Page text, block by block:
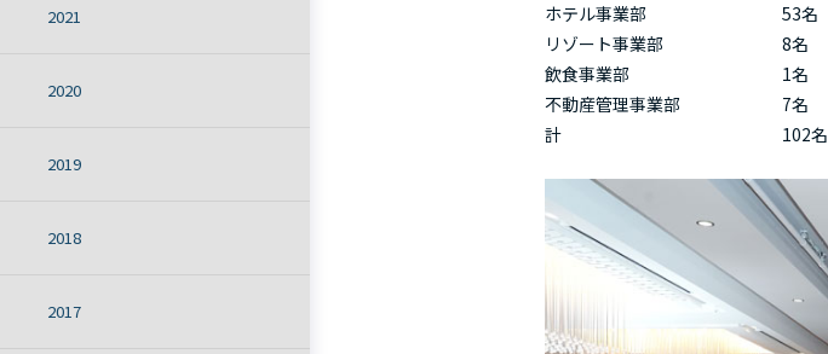
2021
2020
2019
2018
2017
ホテル事業部 53名
リゾート事業部 8名
飲食事業部 1名
不動産管理事業部 7名
計 102名